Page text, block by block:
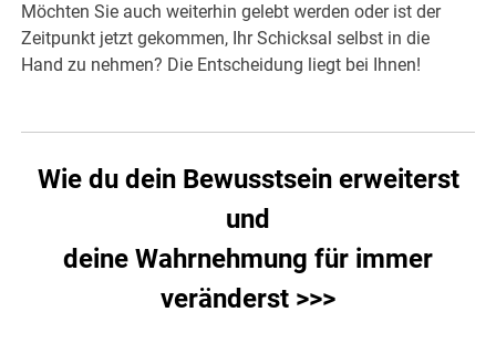
Möchten Sie auch weiterhin gelebt werden oder ist der
Zeitpunkt jetzt gekommen, Ihr Schicksal selbst in die
Hand zu nehmen? Die Entscheidung liegt bei Ihnen!
Wie du dein Bewusstsein erweiterst
und
deine Wahrnehmung für immer
veränderst >>>